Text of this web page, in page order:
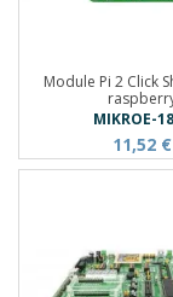
Module Pi 2 Click
MIKROE-
11,52 €